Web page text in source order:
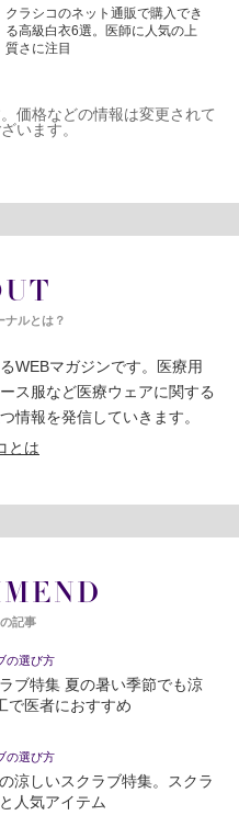
クラシコのネット通販で購入でき
る高級白衣6選。医師に人気の上
質さに注目
価格などの情報は変更されて
います。
ナルとは？
WEBマガジンです。医療用
ス服など医療ウェアに関する
情報を発信していきます。
とは
記事
の選び方
ブ特集 夏の暑い季節でも涼
で医者におすすめ
の選び方
涼しいスクラブ特集。スクラ
人気アイテム